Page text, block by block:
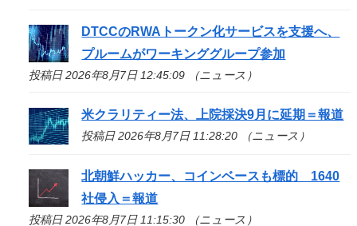
DTCCのRWAトークン化サービスを支援へ、
プルームがワーキンググループ参加
投稿日 2026年8月7日 12:45:09 （ニュース）
米クラリティー法、上院採決9月に延期＝報道
投稿日 2026年8月7日 11:28:20 （ニュース）
北朝鮮ハッカー、コインベースも標的 1640
社侵入＝報道
投稿日 2026年8月7日 11:15:30 （ニュース）